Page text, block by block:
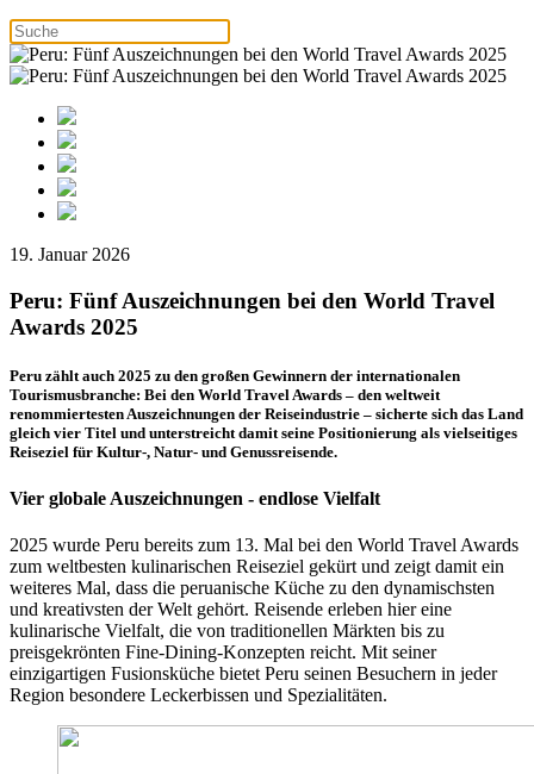
19. Januar 2026
Peru: Fünf Auszeichnungen bei den World Travel
Awards 2025
Peru zählt auch 2025 zu den großen Gewinnern der internationalen
Tourismusbranche: Bei den World Travel Awards – den weltweit
renommiertesten Auszeichnungen der Reiseindustrie – sicherte sich das Land
gleich vier Titel und unterstreicht damit seine Positionierung als vielseitiges
Reiseziel für Kultur-, Natur- und Genussreisende.
Vier globale Auszeichnungen - endlose Vielfalt
2025 wurde Peru bereits zum 13. Mal bei den World Travel Awards
zum weltbesten kulinarischen Reiseziel gekürt und zeigt damit ein
weiteres Mal, dass die peruanische Küche zu den dynamischsten
und kreativsten der Welt gehört. Reisende erleben hier eine
kulinarische Vielfalt, die von traditionellen Märkten bis zu
preisgekrönten Fine-Dining-Konzepten reicht. Mit seiner
einzigartigen Fusionsküche bietet Peru seinen Besuchern in jeder
Region besondere Leckerbissen und Spezialitäten.